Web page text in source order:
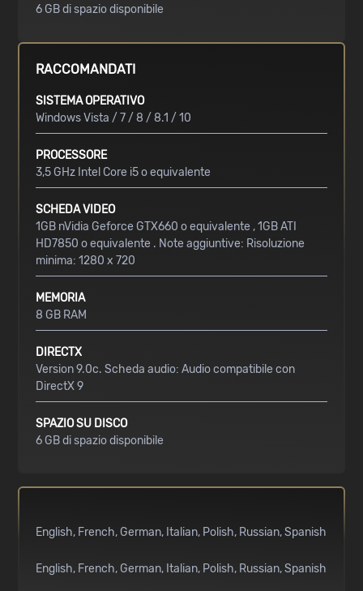
6 GB di spazio disponibile
RACCOMANDATI
SISTEMA OPERATIVO
Windows Vista / 7 / 8 / 8.1 / 10
PROCESSORE
3,5 GHz Intel Core i5 o equivalente
SCHEDA VIDEO
1GB nVidia Geforce GTX660 o equivalente , 1GB ATI
HD7850 o equivalente . Note aggiuntive: Risoluzione
minima: 1280 x 720
MEMORIA
8 GB RAM
DIRECTX
Version 9.0c. Scheda audio: Audio compatibile con
DirectX 9
SPAZIO SU DISCO
6 GB di spazio disponibile
English French German Italian Polish Russian Spanish
English French German Italian Polish Russian Spanish